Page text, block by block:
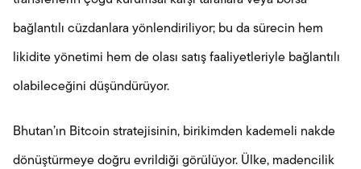
bağlantılı cüzdanlara yönlendiriliyor; bu da sürecin hem
likidite yönetimi hem de olası satış faaliyetleriyle bağlantılı
olabileceğini düşündürüyor.
Bhutan’ın Bitcoin stratejisinin, birikimden kademeli nakde
dönüştürmeye doğru evrildiği görülüyor. Ülke, madencilik